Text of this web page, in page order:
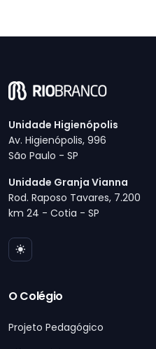
Unidade Higienópolis
Av. Higienópolis, 996
São Paulo - SP
Unidade Granja Vianna
Rod. Raposo Tavares, 7.200
km 24 - Cotia - SP
O Colégio
Projeto Pedagógico